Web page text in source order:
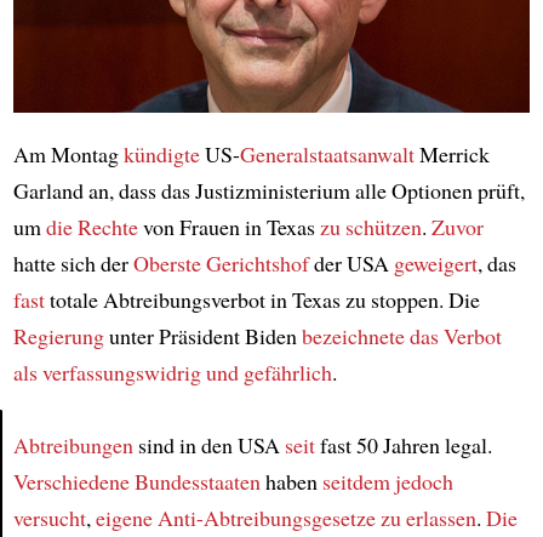
Article
Am MontagkündigteUS-GeneralstaatsanwaltMerrick
Garland an, dass das Justizministerium alle Optionen prüft,
um die Rechtevon Frauen in Texas zu schützen. Zuvor
hatte sich derOberste Gerichtshofder USA geweigert, das
fasttotale Abtreibungsverbot in Texas zu stoppen. Die
Regierungunter Präsident Biden bezeichnete das Verbot
als verfassungswidrig und gefährlich.
Abtreibungen sind in den USA seitfast 50 Jahren legal.
Verschiedene Bundesstaaten haben seitdem jedoch
versucht, eigene Anti-Abtreibungsgesetze zu erlassen. Die